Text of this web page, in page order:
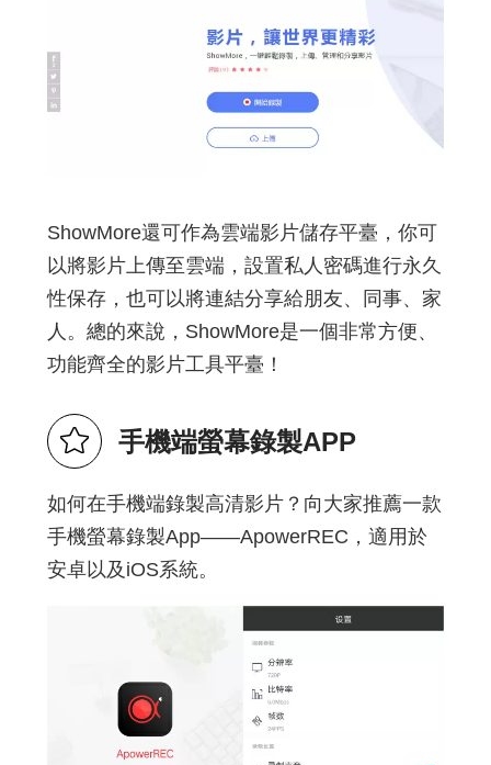
ShowMore還可作為雲端影片儲存平臺，你可
以將影片上傳至雲端，設置私人密碼進行永久
性保存，也可以將連結分享給朋友、同事、家
人。總的來說，ShowMore是一個非常方便、
功能齊全的影片工具平臺！
手機端螢幕錄製APP
如何在手機端錄製高清影片？向大家推薦一款
手機螢幕錄製App——ApowerREC，適用於
安卓以及iOS系統。